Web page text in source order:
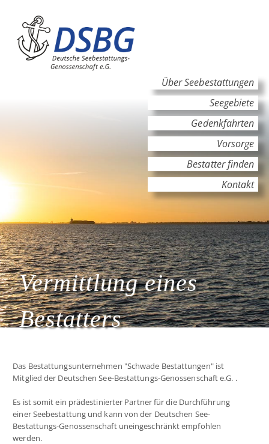
Hauptinhalt
Hauptnavigation
Über Seebestattungen
Seegebiete
Gedenkfahrten
Vorsorge
Bestatter finden
Kontakt
Vermittlung eines
Bestatters
Das Bestattungsunternehmen "Schwade Bestattungen" ist
Mitglied der Deutschen See-Bestattungs-Genossenschaft e.G. .
Es ist somit ein prädestinierter Partner für die Durchführung
einer Seebestattung und kann von der Deutschen See-
Bestattungs-Genossenschaft uneingeschränkt empfohlen
werden.